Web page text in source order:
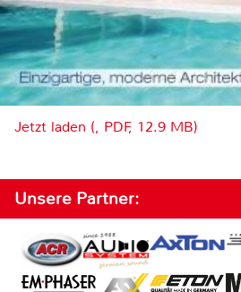
Jetzt laden (, PDF, 12.9 MB)
Unsere Partner: